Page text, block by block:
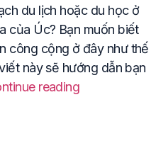
du lịch hoặc du học ở
của Úc? Bạn muốn biết
công cộng ở đây như thế
này sẽ hướng dẫn bạn
reading